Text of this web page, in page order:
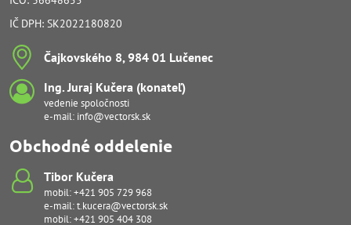
IČ DPH: SK2022180820
Čajkovského 8, 984 01 Lučenec
Ing​. Juraj Kučera (konateľ)
vedenie spoločnosti
e-mail: info@vectorsk.sk
Obchodné oddelenie
Tibor Kučera
mobil:+421 905 729 968
e-mail:t.kucera@vectorsk.sk
mobil:+421 905 404 308